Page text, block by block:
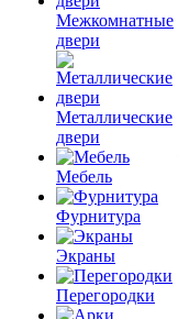
Межкомнатные
двери
Металлические
двери
Мебель
Фурнитура
Экраны
Перегородки